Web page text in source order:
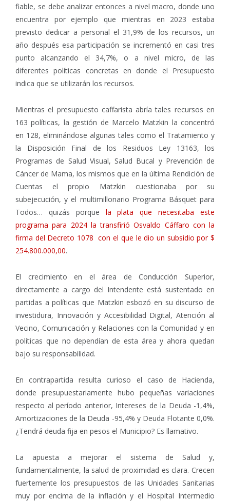
fiable, se debe analizar entonces a nivel macro, donde uno
encuentra por ejemplo que mientras en 2023 estaba
previsto dedicar a personal el 31,9% de los recursos, un
año después esa participación se incrementó en casi tres
punto alcanzando el 34,7%, o a nivel micro, de las
diferentes políticas concretas en donde el Presupuesto
indica que se utilizarán los recursos.
Mientras el presupuesto caffarista abría tales recursos en
163 políticas, la gestión de Marcelo Matzkin la concentró
en 128, eliminándose algunas tales como el Tratamiento y
la Disposición Final de los Residuos Ley 13163, los
Programas de Salud Visual, Salud Bucal y Prevención de
Cáncer de Mama, los mismos que en la última Rendición de
Cuentas el propio Matzkin cuestionaba por su
subejecución, y el multimillonario Programa Básquet para
Todos… quizás porque la plata que necesitaba este
programa para 2024 la transfirió Osvaldo Cáffaro con la
firma del Decreto 1078 con el que le dio un subsidio por $
254.800.000,00.
El crecimiento en el área de Conducción Superior,
directamente a cargo del Intendente está sustentado en
partidas a políticas que Matzkin esbozó en su discurso de
investidura, Innovación y Accesibilidad Digital, Atención al
Vecino, Comunicación y Relaciones con la Comunidad y en
políticas que no dependían de esta área y ahora quedan
bajo su responsabilidad.
En contrapartida resulta curioso el caso de Hacienda,
donde presupuestariamente hubo pequeñas variaciones
respecto al período anterior, Intereses de la Deuda -1,4%,
Amortizaciones de la Deuda -95,4% y Deuda Flotante 0,0%.
¿Tendrá deuda fija en pesos el Municipio? Es llamativo.
La apuesta a mejorar el sistema de Salud y,
fundamentalmente, la salud de proximidad es clara. Crecen
fuertemente los presupuestos de las Unidades Sanitarias
muy por encima de la inflación y el Hospital Intermedio